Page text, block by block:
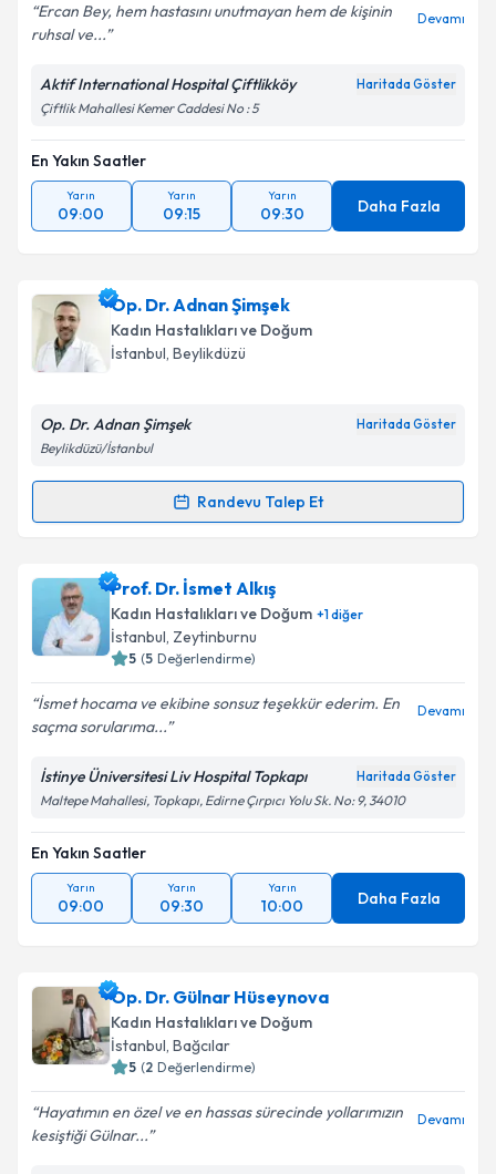
Ercan Bey, hem hastasını unutmayan hem de kişinin
ruhsal ve...
Devamı
Aktif International Hospital Çiftlikköy Haritada Göster
Çiftlik Mahallesi Kemer Caddesi No : 5
En Yakın Saatler
Yarın
09:00
Yarın
09:15
Yarın
09:30 Daha Fazla
Op. Dr. Adnan Şimşek
Kadın Hastalıkları ve Doğum
İstanbul, Beylikdüzü
Op. Dr. Adnan Şimşek Haritada Göster
Beylikdüzü/İstanbul
Randevu Talep Et
Randevu Takvimi Talebi
Op. Dr. Adnan Şimşekiçin randevu takvimi talebi
oluşturun. Size bu uzmandan randevu almanız için bir
takvim hazırlandığında e-posta ile bilgilendireceğiz.
Kişisel verilerimin işlenmesine ilişkin
Aydınlatma
Metni'ni okudum ve kişisel verilerimin belirtilen
kapsamda işlenmesini kabul ediyorum.
Takvim Talebini Gönder
Prof. Dr. İsmet Alkış
Kadın Hastalıkları ve Doğum +1diğer
İstanbul, Zeytinburnu
5 (5 Değerlendirme)
İsmet hocama ve ekibine sonsuz teşekkür ederim. En
saçma sorularıma...
Devamı
İstinye Üniversitesi Liv Hospital Topkapı Haritada Göster
Maltepe Mahallesi, Topkapı, Edirne Çırpıcı Yolu Sk. No: 9, 34010
En Yakın Saatler
Yarın
09:00
Yarın
09:30
Yarın
10:00 Daha Fazla
Op. Dr. Gülnar Hüseynova
Kadın Hastalıkları ve Doğum
İstanbul, Bağcılar
5 (2 Değerlendirme)
Hayatımın en özel ve en hassas sürecinde yollarımızın
kesiştiği Gülnar...
Devamı